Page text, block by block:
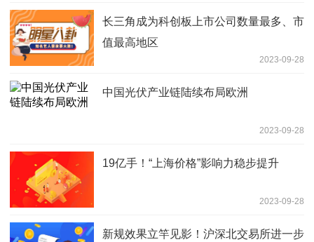
长三角成为科创板上市公司数量最多、市
值最高地区
2023-09-28
中国光伏产业链陆续布局欧洲
2023-09-28
19亿手！“上海价格”影响力稳步提升
2023-09-28
新规效果立竿见影！沪深北交易所进一步